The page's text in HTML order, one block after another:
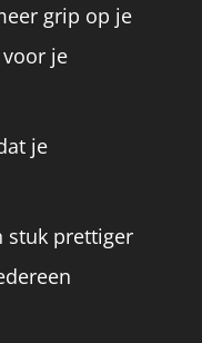
grip op je
je
je
stuk prettiger